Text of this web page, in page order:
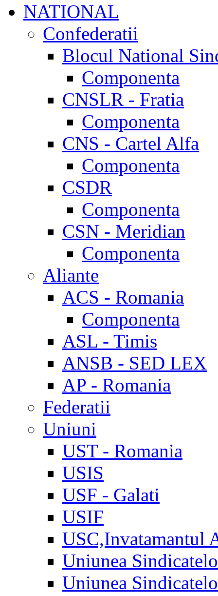
NATIONAL
Confederatii
Blocul National
Componenta
CNSLR - Fratia
Componenta
CNS - Cartel Alfa
Componenta
CSDR
Componenta
CSN - Meridian
Componenta
Aliante
ACS - Romania
Componenta
ASL - Timis
ANSB - SED LEX
AP - Romania
Federatii
Uniuni
UST - Romania
USIS
USF - Galati
USIF
USC,Invatamantul
Uniunea
Uniunea